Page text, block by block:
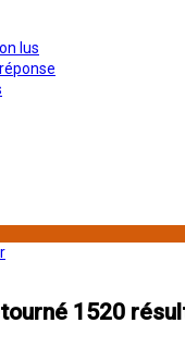
lus
1520